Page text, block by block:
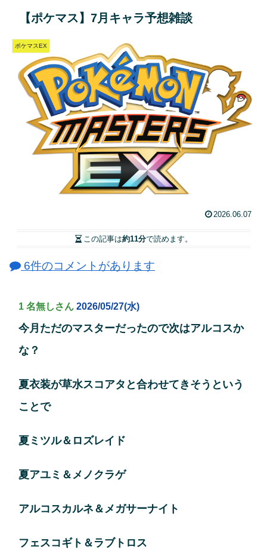
【ポケマス】7月キャラ予想雑談
ポケマスEX
2026.06.07
この記事は約11分で読めます。
6件のコメントがあります
1 名無しさん 2026/05/27(水)
今月ただのマスターだったので次はアルコスか
な？
夏衣装が草水スコアタと合わせてきそうという
ことで
夏ミツル＆ロズレイド
夏アユミ＆メノクラゲ
アルコスカルネ＆メガサーナイト
フェスコギト＆ラブトロス